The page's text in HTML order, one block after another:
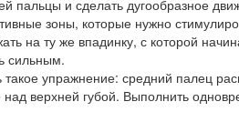
пальцы и сделать дугообразное
зоны, которые нужно
на ту же впадинку, с которой
сильным.
упражнение: средний палец
верхней губой. Выполнить